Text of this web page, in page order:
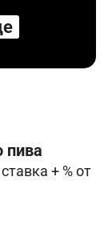
пива
+ % от